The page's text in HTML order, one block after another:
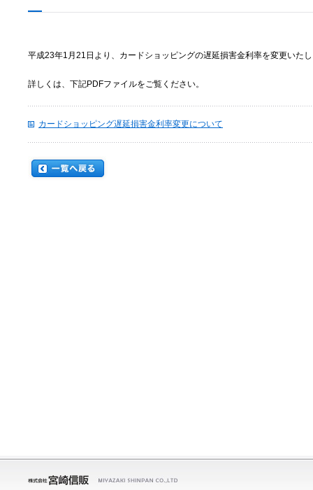
平成23年1月21日より、カードショッピングの遅延損害金利率を変更いた
詳しくは、下記PDFファイルをご覧ください。
カードショッピング遅延損害金利率変更について